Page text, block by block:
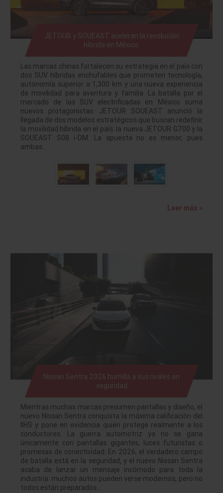
JETOUR y SOUEAST aceleran la revolución
híbrida en México.
Las marcas chinas fortalecen su estrategia en el país con
dos SUV híbridas enchufables que prometen tecnología,
autonomía superior a 1,300 km y una nueva experiencia
de movilidad para aventura y familia. La batalla por el
mercado de las SUV electrificadas en México suma
nuevos protagonistas. JETOUR SOUEAST anunció la
llegada de dos modelos estratégicos que buscan redefinir
la movilidad híbrida en el país: la nueva JETOUR G700 y la
SOUEAST S08 i-DM. La apuesta no es menor, pues
ambas…
Leer más »
Nissan Sentra 2026 humilla a sus rivales en
seguridad
Mientras muchas marcas presumen pantallas y diseño, el
nuevo Nissan Sentra conquista la máxima calificación del
IIHS y pone en evidencia quién protege realmente a los
conductores. La guerra automotriz ya no se gana
únicamente con pantallas gigantes, luces futuristas o
promesas de conectividad. En 2026, el verdadero campo
de batalla está en la seguridad, y el nuevo Nissan Sentra
acaba de lanzar un mensaje incómodo para toda la
industria: muchos autos pueden verse modernos, pero no
todos están preparados…